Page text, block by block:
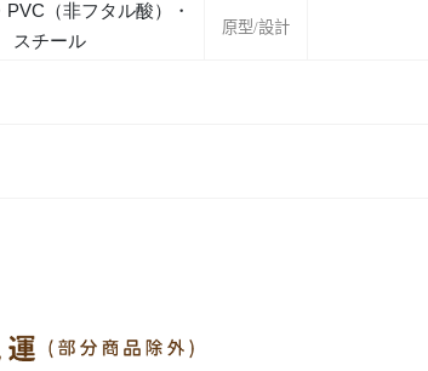
PVC（非フタル酸）・
スチール
原型/設計